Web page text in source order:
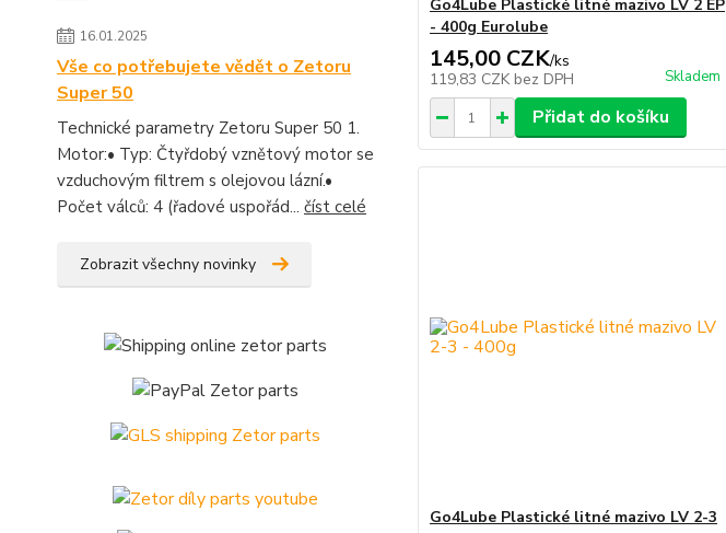
16.01.2025
Vše co potřebujete vědět o Zetoru
Super 50
Technické parametry Zetoru Super 50 1.
Motor:• Typ: Čtyřdobý vznětový motor se
vzduchovým filtrem s olejovou lázní.•
Počet válců: 4 (řadové uspořád... číst celé
Zobrazit všechny novinky
Go4Lube Plastické litné mazivo LV 2 EP
- 400g Eurolube
145,00 CZK/ks
119,83 CZK bez DPH Skladem
Přidat do košíku
Go4Lube Plastické litné mazivo LV 2-3